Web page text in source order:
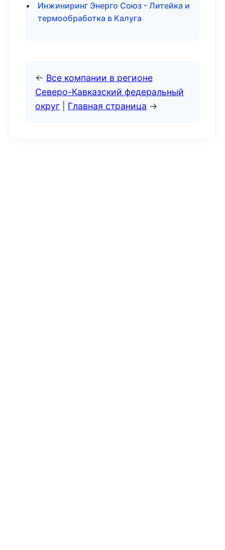
Инжиниринг Энерго Союз - Литейка и
термообработка в Калуга
← Все компании в регионе
Северо-Кавказский федеральный
округ
Главная страница →